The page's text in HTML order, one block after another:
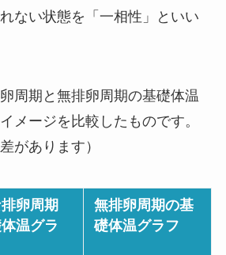
ない状態を「一相性」といい
周期と無排卵周期の基礎体温
メージを比較したものです。
があります）
卵周期
温グラ
無排卵周期の基
礎体温グラフ